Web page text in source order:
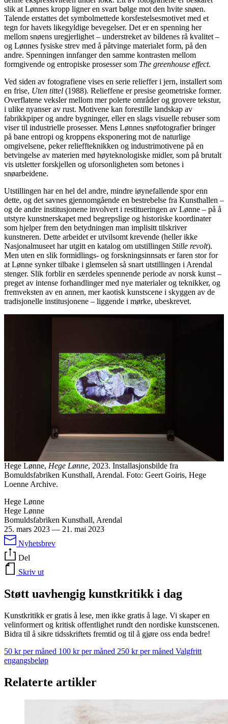
slik at Lønnes kropp ligner en svart bølge mot den hvite snøen.
Talende erstattes det symbolmettede korsfestelsesmotivet med et
tegn for havets likegyldige bevegelser. Det er en spenning her
mellom snøens uregjerlighet – understreket av bildenes rå kvalitet –
og Lønnes fysiske strev med å påtvinge materialet form, på den
andre. Spenningen innfanger den samme kontrasten mellom
formgivende og entropiske prosesser som The greenhouse effect.
Ved siden av fotografiene vises en serie relieffer i jern, installert som
en frise, Uten tittel (1988). Relieffene er presise geometriske former.
Overflatene veksler mellom mer polerte områder og grovere tekstur,
i ulike nyanser av rust. Motivene kan forestille landskap av
fabrikkpiper og andre bygninger, eller en slags visuelle rebuser som
viser til industrielle prosesser. Mens Lønnes snøfotografier bringer
på bane entropi og kroppens eksponering mot de naturlige
omgivelsene, peker relieffteknikken og industrimotivene på en
betvingelse av materien med høyteknologiske midler, som på brutalt
vis utsletter forskjellen og uforsonligheten som betones i
snøarbeidene.
Utstillingen har en hel del andre, mindre iøynefallende spor enn
dette, og det savnes gjennomgående en bestrebelse fra Kunsthallen –
og de andre institusjonene involvert i restitueringen av Lønne – på å
utstyre kunstnerskapet med begrepslige og historiske koordinater
som hjelper frem den betydningen man implisitt tilskriver
kunstneren. Dette arbeidet er utvilsomt krevende (heller ikke
Nasjonalmuseet har utgitt en katalog om utstillingen Stille revolt).
Men uten en slik formidlings- og forskningsinnsats er faren stor for
at Lønne synker tilbake i glemselen så snart utstillingen i Arendal
stenger. Slik forblir en særdeles spennende periode av norsk kunst –
preget av intense forhandlinger med nye materialer og teknikker, og
fremveksten av en annen, mer kaotisk kunstscene i skyggen av de
tradisjonelle institusjonene – liggende i mørke, ubeskrevet.
Hege Lønne, Hege Lønne, 2023. Installasjonsbilde fra
Bomuldsfabriken Kunsthall, Arendal. Foto: Geert Goiris, Hege
Loenne Archive.
Hege Lønne
Hege Lønne
Bomuldsfabriken Kunsthall, Arendal
25. mars 2023 — 21. mai 2023
Nyhetsbrev
Del
Skriv ut
Støtt uavhengig kunstkritikk i dag
Kunstkritikk er gratis å lese, men ikke gratis å lage. Vi skaper en
velinformert og kritisk offentlighet rundt den nordiske kunstscenen.
Bidra til å sikre tidsskriftets fremtid og til å gjøre oss enda bedre!
50 kr per måned 100 kr per måned 250 kr per måned Valgfritt
engangsbeløp
Relaterte artikler